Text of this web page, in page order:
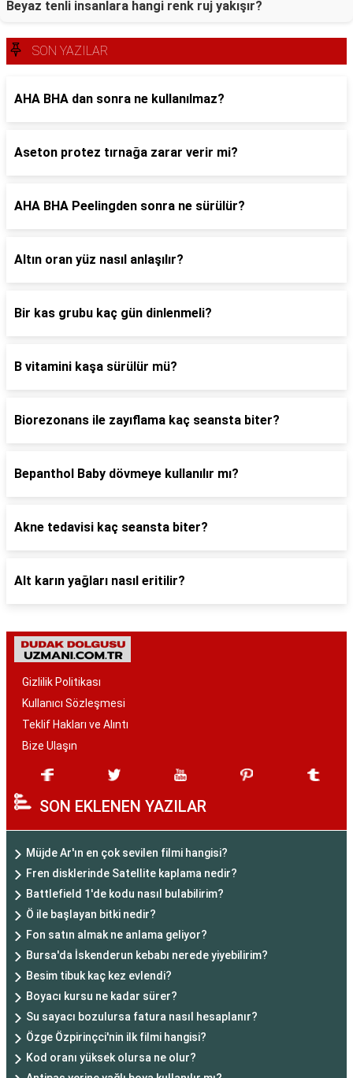
Beyaz tenli insanlara hangi renk ruj yakışır?
SON YAZILAR
AHA BHA dan sonra ne kullanılmaz?
Aseton protez tırnağa zarar verir mi?
AHA BHA Peelingden sonra ne sürülür?
Altın oran yüz nasıl anlaşılır?
Bir kas grubu kaç gün dinlenmeli?
B vitamini kaşa sürülür mü?
Biorezonans ile zayıflama kaç seansta biter?
Bepanthol Baby dövmeye kullanılır mı?
Akne tedavisi kaç seansta biter?
Alt karın yağları nasıl eritilir?
Gizlilik Politikası
Kullanıcı Sözleşmesi
Teklif Hakları ve Alıntı
Bize Ulaşın
SON EKLENEN YAZILAR
Müjde Ar'ın en çok sevilen filmi hangisi?
Fren disklerinde Satellite kaplama nedir?
Battlefield 1'de kodu nasıl bulabilirim?
Ö ile başlayan bitki nedir?
Fon satın almak ne anlama geliyor?
Bursa'da İskenderun kebabı nerede yiyebilirim?
Besim tibuk kaç kez evlendi?
Boyacı kursu ne kadar sürer?
Su sayacı bozulursa fatura nasıl hesaplanır?
Özge Özpirinçci'nin ilk filmi hangisi?
Kod oranı yüksek olursa ne olur?